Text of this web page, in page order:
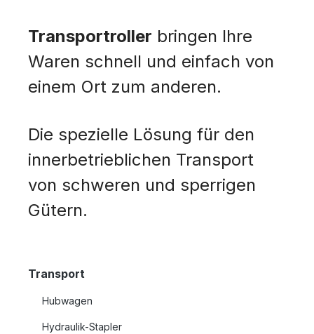
Transportroller bringen Ihre
Waren schnell und einfach von
einem Ort zum anderen.
Die spezielle Lösung für den
innerbetrieblichen Transport
von schweren und sperrigen
Gütern.
Transport
Hubwagen
Hydraulik-Stapler